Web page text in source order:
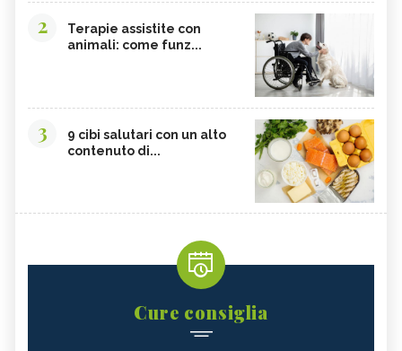
2
Terapie assistite con
animali: come funz...
3
9 cibi salutari con un alto
contenuto di...
Cure consiglia